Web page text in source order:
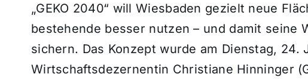
„GEKO 2040“ will Wiesbaden gezielt neue
bestehende besser nutzen – und damit seine
sichern. Das Konzept wurde am Dienstag,
Wirtschaftsdezernentin Christiane Hinninger